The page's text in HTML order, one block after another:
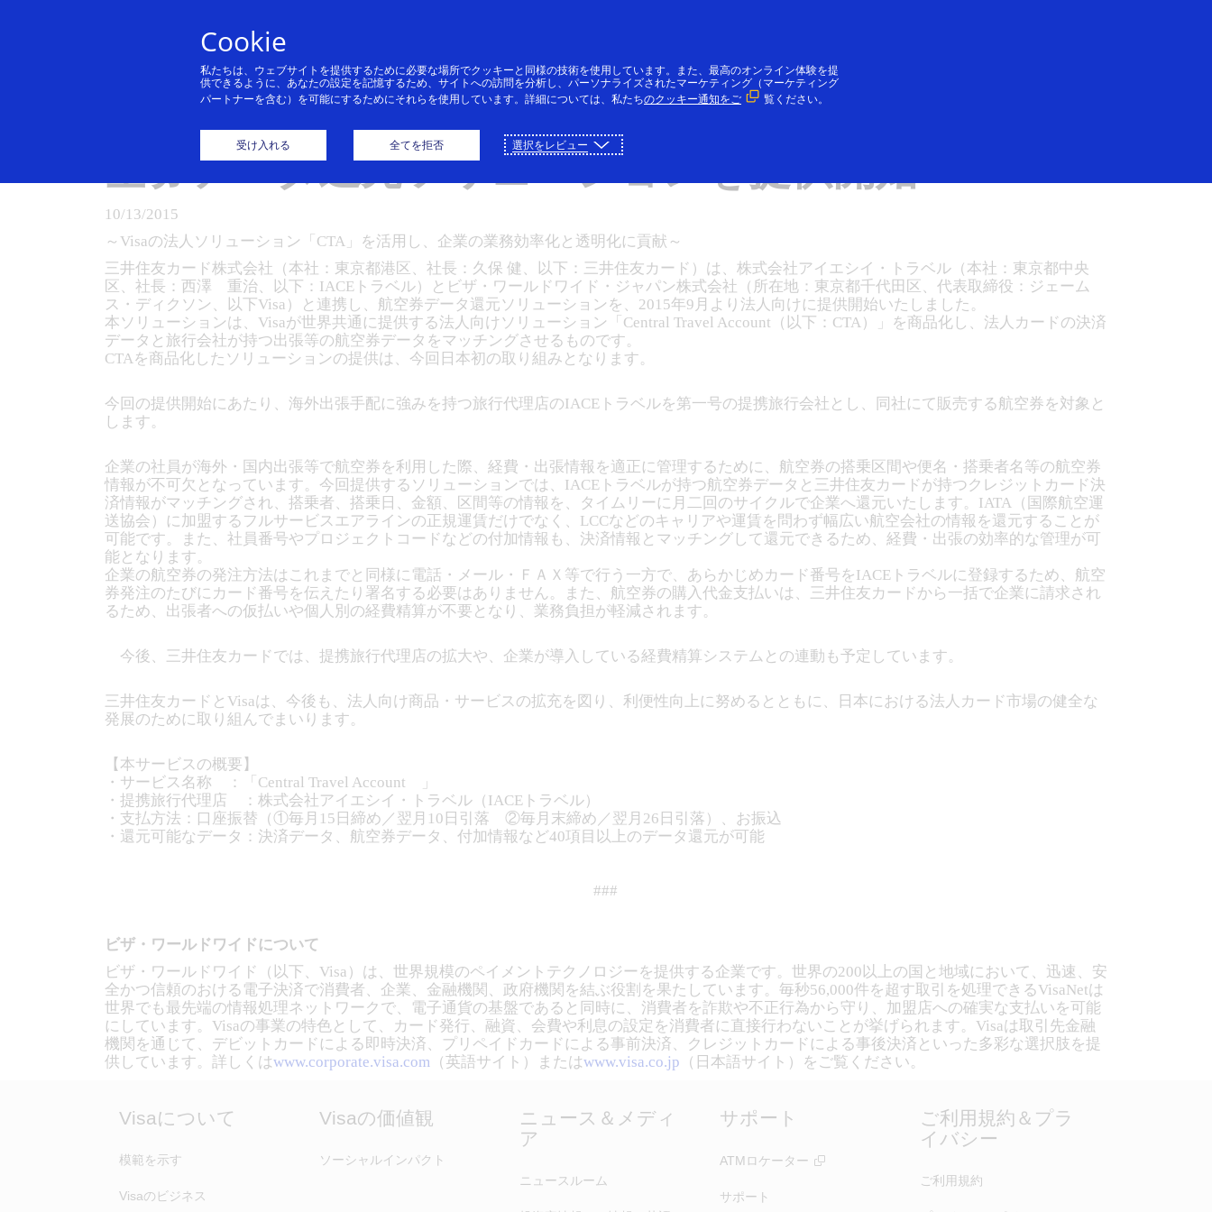
個人のお客様 法人・個人事業主のお客様 VISAができること
三井住友カード、Visa法人カード導入企業向けに 航
空券データ還元ソリューションを提供開始
10/13/2015
～Visaの法人ソリューション「CTA」を活用し、企業の業務効率化と透明化に貢献～
三井住友カード株式会社（本社：東京都港区、社長：久保 健、以下：三井住友カード）は、株式会社アイエシイ・トラベル（本社：東京都中央
区、社長：西澤 重治、以下：IACEトラベル）とビザ・ワールドワイド・ジャパン株式会社（所在地：東京都千代田区、代表取締役：ジェーム
ス・ディクソン、以下Visa）と連携し、航空券データ還元ソリューションを、2015年9月より法人向けに提供開始いたしました。
本ソリューションは、Visaが世界共通に提供する法人向けソリューション「Central Travel Account（以下：CTA）」を商品化し、法人カードの決済
データと旅行会社が持つ出張等の航空券データをマッチングさせるものです。
CTAを商品化したソリューションの提供は、今回日本初の取り組みとなります。
今回の提供開始にあたり、海外出張手配に強みを持つ旅行代理店のIACEトラベルを第一号の提携旅行会社とし、同社にて販売する航空券を対象と
します。
企業の社員が海外・国内出張等で航空券を利用した際、経費・出張情報を適正に管理するために、航空券の搭乗区間や便名・搭乗者名等の航空券
情報が不可欠となっています。今回提供するソリューションでは、IACEトラベルが持つ航空券データと三井住友カードが持つクレジットカード決
済情報がマッチングされ、搭乗者、搭乗日、金額、区間等の情報を、タイムリーに月二回のサイクルで企業へ還元いたします。IATA（国際航空運
送協会）に加盟するフルサービスエアラインの正規運賃だけでなく、LCCなどのキャリアや運賃を問わず幅広い航空会社の情報を還元することが
可能です。また、社員番号やプロジェクトコードなどの付加情報も、決済情報とマッチングして還元できるため、経費・出張の効率的な管理が可
能となります。
企業の航空券の発注方法はこれまでと同様に電話・メール・ＦＡＸ等で行う一方で、あらかじめカード番号をIACEトラベルに登録するため、航空
券発注のたびにカード番号を伝えたり署名する必要はありません。また、航空券の購入代金支払いは、三井住友カードから一括で企業に請求され
るため、出張者への仮払いや個人別の経費精算が不要となり、業務負担が軽減されます。
今後、三井住友カードでは、提携旅行代理店の拡大や、企業が導入している経費精算システムとの連動も予定しています。
三井住友カードとVisaは、今後も、法人向け商品・サービスの拡充を図り、利便性向上に努めるとともに、日本における法人カード市場の健全な
発展のために取り組んでまいります。
【本サービスの概要】
・サービス名称 ：「Central Travel Account 」
・提携旅行代理店 ：株式会社アイエシイ・トラベル（IACEトラベル）
・支払方法：口座振替（①毎月15日締め／翌月10日引落 ②毎月末締め／翌月26日引落）、お振込
・還元可能なデータ：決済データ、航空券データ、付加情報など40項目以上のデータ還元が可能
###
ビザ・ワールドワイドについて
ビザ・ワールドワイド（以下、Visa）は、世界規模のペイメントテクノロジーを提供する企業です。世界の200以上の国と地域において、迅速、安
全かつ信頼のおける電子決済で消費者、企業、金融機関、政府機関を結ぶ役割を果たしています。毎秒56,000件を超す取引を処理できるVisaNetは
世界でも最先端の情報処理ネットワークで、電子通貨の基盤であると同時に、消費者を詐欺や不正行為から守り、加盟店への確実な支払いを可能
にしています。Visaの事業の特色として、カード発行、融資、会費や利息の設定を消費者に直接行わないことが挙げられます。Visaは取引先金融
機関を通じて、デビットカードによる即時決済、プリペイドカードによる事前決済、クレジットカードによる事後決済といった多彩な選択肢を提
供しています。詳しくはwww.corporate.visa.com（英語サイト）またはwww.visa.co.jp （日本語サイト）をご覧ください。
Visaについて
模範を示す
Visaのビジネス
Visaの価値観
ソーシャルインパクト
ニュース＆メディ
ア
ニュースルーム
サポート
ATMロケーター
サポート
ご利用規約＆プラ
イバシー
ご利用規約
Cookie
私たちは、ウェブサイトを提供するために必要な場所でクッキーと同様の技術を使用しています。また、最高のオンライン体験を提
供できるように、あなたの設定を記憶するため、サイトへの訪問を分析し、パーソナライズされたマーケティング（マーケティング
パートナーを含む）を可能にするためにそれらを使用しています。詳細については、私たちのクッキー通知をご 覧ください。
受け入れる 全てを拒否 選択をレビュー